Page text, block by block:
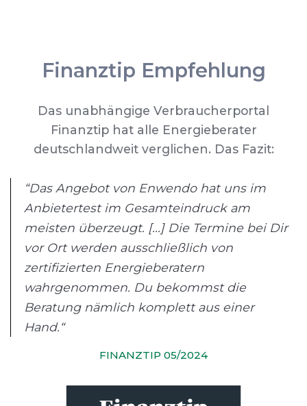
Finanztip Empfehlung
Das unabhängige Verbraucherportal
Finanztip hat alle Energieberater
deutschlandweit verglichen. Das Fazit:
“Das Angebot von Enwendo hat uns im
Anbietertest im Gesamteindruck am
meisten überzeugt. [...] Die Termine bei Dir
vor Ort werden ausschließlich von
zertifizierten Energieberatern
wahrgenommen. Du bekommst die
Beratung nämlich komplett aus einer
Hand.“
FINANZTIP 05/2024